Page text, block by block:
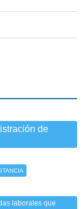
de
laborales que